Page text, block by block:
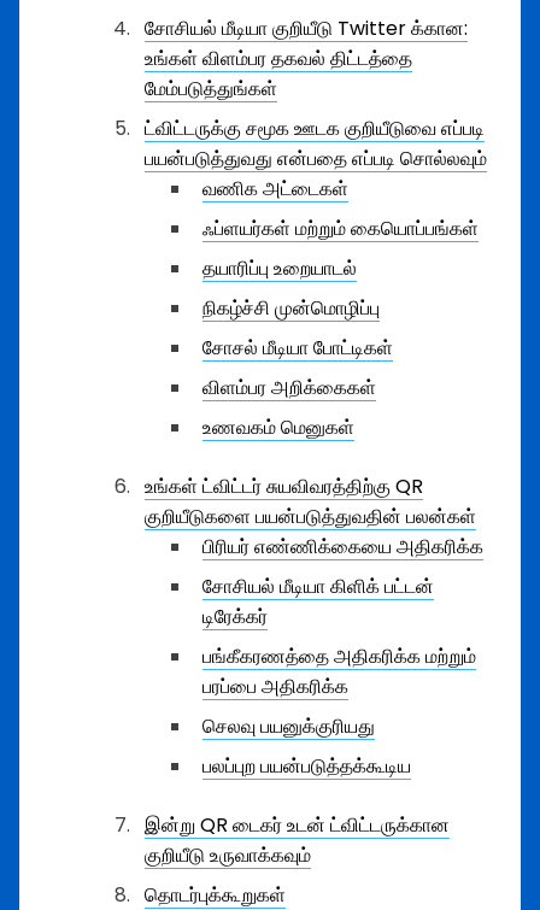
சோசியல் மீடியா குறியீடு Twitter க்கான:
உங்கள் விளம்பர தகவல் திட்டத்தை
மேம்படுத்துங்கள்
ட்விட்டருக்கு சமூக ஊடக குறியீடுவை எப்படி
பயன்படுத்துவது என்பதை எப்படி சொல்லவும்
வணிக அட்டைகள்
ஃப்ளயர்கள் மற்றும் கையொப்பங்கள்
தயாரிப்பு உறையாடல்
நிகழ்ச்சி முன்மொழிப்பு
சோசல் மீடியா போட்டிகள்
விளம்பர அறிக்கைகள்
உணவகம் மெனுகள்
உங்கள் ட்விட்டர் சுயவிவரத்திற்கு QR
குறியீடுகளை பயன்படுத்துவதின் பலன்கள்
பிரியர் எண்ணிக்கையை அதிகரிக்க
சோசியல் மீடியா கிளிக் பட்டன்
டிரேக்கர்
பங்கீகரணத்தை அதிகரிக்க மற்றும்
பரப்பை அதிகரிக்க
செலவு பயனுக்குரியது
பலப்புற பயன்படுத்தக்கூடிய
இன்று QR டைகர் உடன் ட்விட்டருக்கான
குறியீடு உருவாக்கவும்
தொடர்புக்கூறுகள்